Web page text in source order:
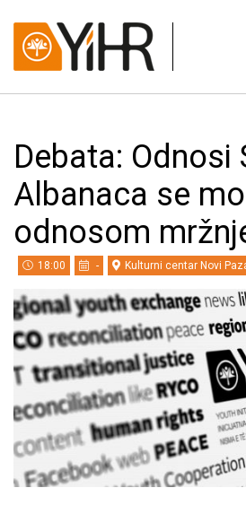
Debata: Odnosi
Albanaca se
odnosom
18:00 - Kulturni centar Novi